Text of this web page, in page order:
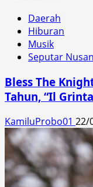
Daerah
Hiburan
Musik
Seputar
Bless The
Tahun, “Il
KamiluProbo01 22/